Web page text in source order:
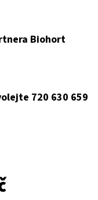
Biohort
720 630 659